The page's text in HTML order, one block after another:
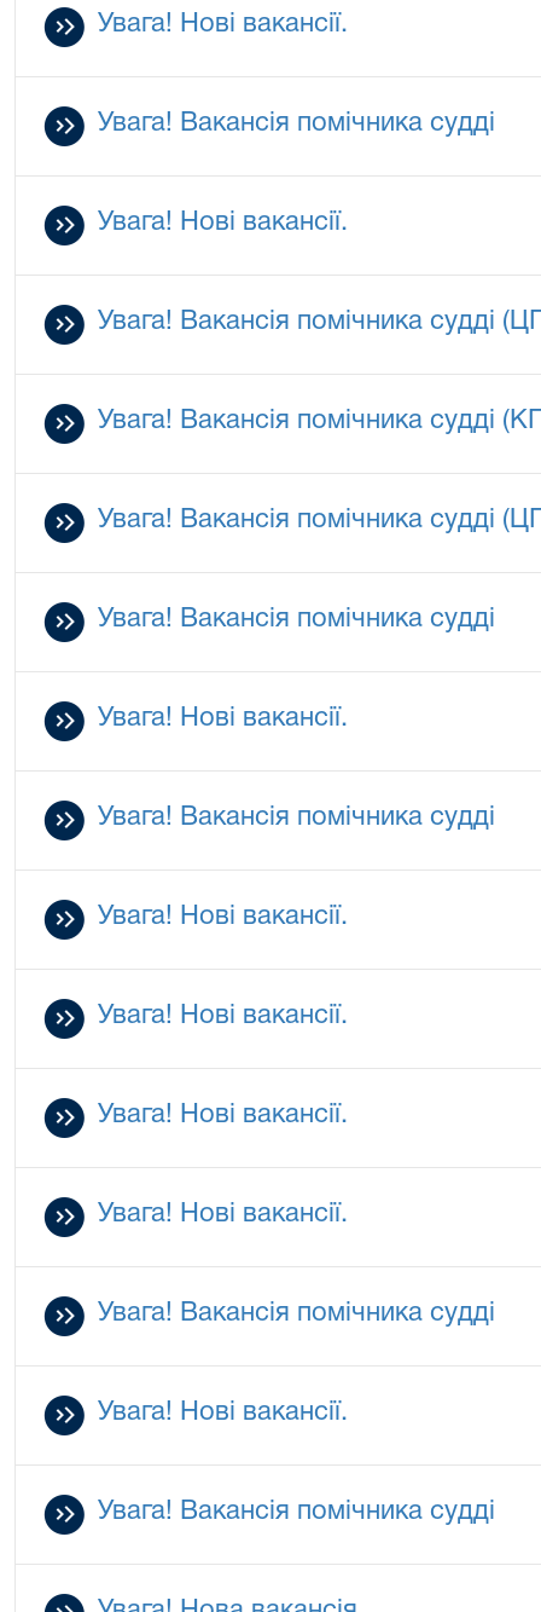
Увага! Нові вакансії.
Увага! Вакансія помічника судді
Увага! Нові вакансії.
Увага! Вакансія помічника судді
Увага! Вакансія помічника судді
Увага! Вакансія помічника судді
Увага! Вакансія помічника судді
Увага! Нові вакансії.
Увага! Вакансія помічника судді
Увага! Нові вакансії.
Увага! Нові вакансії.
Увага! Нові вакансії.
Увага! Нові вакансії.
Увага! Вакансія помічника судді
Увага! Нові вакансії.
Увага! Вакансія помічника судді